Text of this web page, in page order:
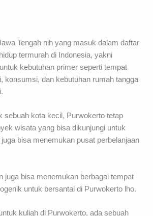
Tengah nih yang masuk dalam daftar
termurah di Indonesia, yakni
kebutuhan primer seperti tempat
konsumsi, dan kebutuhan rumah tangga
sebuah kota kecil, Purwokerto tetap
wisata yang bisa dikunjungi untuk
bisa menemukan pusat perbelanjaan
juga bisa menemukan berbagai tempat
untuk bersantai di Purwokerto lho.
kuliah di Purwokerto, ada sebuah